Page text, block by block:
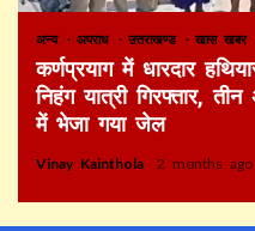
अन्य अपराध उत्तराखण्ड खास खबर
कर्णप्रयाग में धारदार
निहंग यात्री गिरफ्तार,
में भेजा गया जेल
Vinay Kainthola 2 months ago